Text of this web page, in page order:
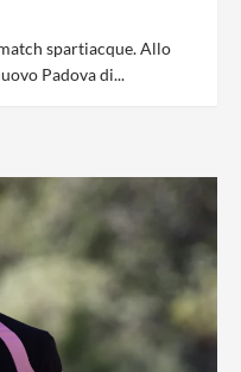
spartiacque. Allo
Padova di...